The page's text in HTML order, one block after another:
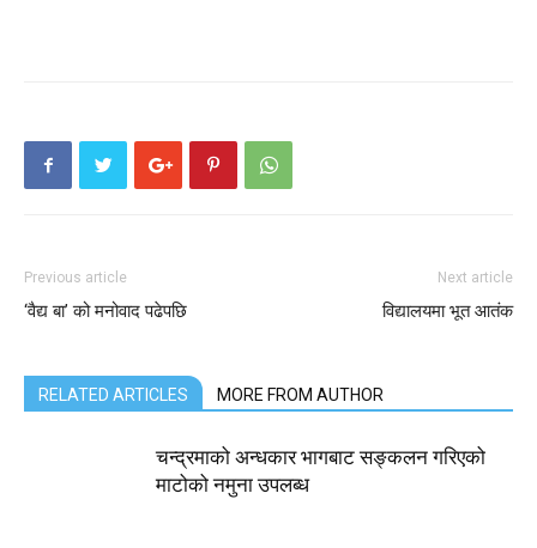
Previous article
‘वैद्य बा’ को मनोवाद पढेपछि
Next article
विद्यालयमा भूत आतंक
RELATED ARTICLES MORE FROM AUTHOR
चन्द्रमाको अन्धकार भागबाट सङ्कलन गरिएको
माटोको नमुना उपलब्ध